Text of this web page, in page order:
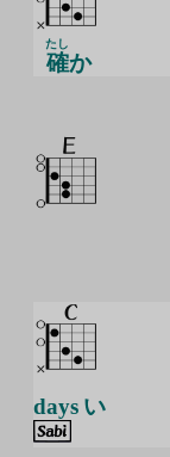
確
たし
か
days い